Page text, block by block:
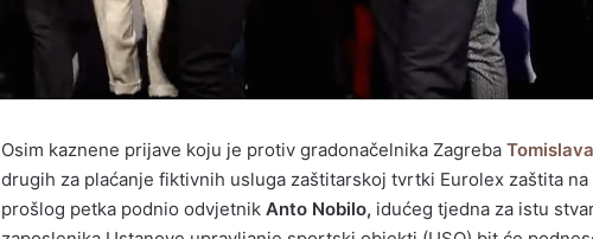
Osim kaznene prijave koju je protiv gradonačelnika Zagreba
drugih za plaćanje fiktivnih usluga zaštitarskoj tvrtki Eurolex zaštita
prošlog petka podnio odvjetnik Anto Nobilo, idućeg tjedna za istu